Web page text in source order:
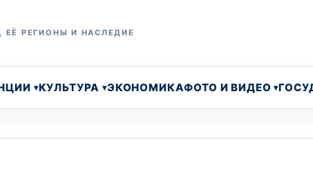
РЕГИОНЫ И НАСЛЕДИЕ
КУЛЬТУРА ЭКОНОМИКАФОТО И ВИДЕО